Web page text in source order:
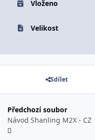
Vloženo
Velikost
Sdílet
Předchozí soubor
Návod Shanling M2X - CZ